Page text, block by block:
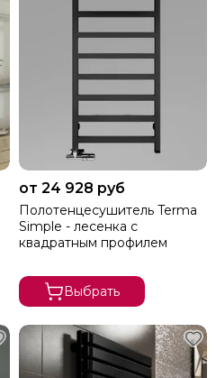
от 24 928 руб
Полотенцесушитель Terma
Simple - лесенка с
квадратным профилем
Выбрать